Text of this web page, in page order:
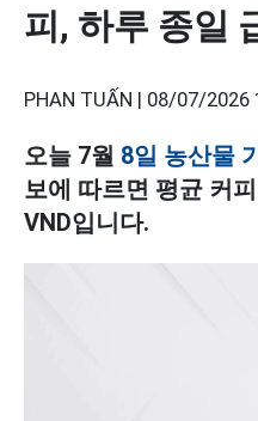
피, 하루 종일
PHAN TUẤN | 08/07/2026
오늘 7월 8일 농산물
보에 따르면 평균 커
VND입니다.